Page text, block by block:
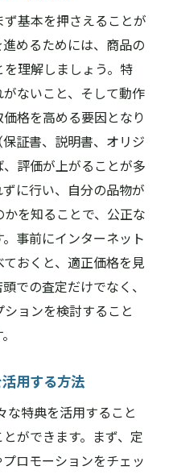
無料査定を利用する
る前に準備すべきこ
出張買取サービスの
する際のポイント
成功体験
る交渉術
る御所市での賢い買
現するためのコツ
すすめアイテムと
トレンドアイテム
プロフェッショナル
た商品カテゴリー
基本を押さえることが
めるためには、商品の
理解しましょう。特
ないこと、そして動作
格を高める要因となり
証書、説明書、オリジ
評価が上がることが多
に行い、自分の品物が
を知ることで、公正な
事前にインターネット
おくと、適正価格を見
での査定だけでなく、
ョンを検討すること
用する方法
な特典を活用すること
ができます。まず、定
ロモーションをチェッ